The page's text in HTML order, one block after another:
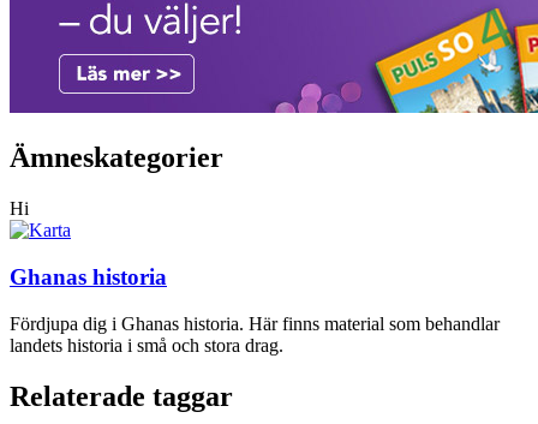
Ämneskategorier
Hi
Ghanas historia
Fördjupa dig i Ghanas historia. Här finns material som behandlar
landets historia i små och stora drag.
Relaterade taggar